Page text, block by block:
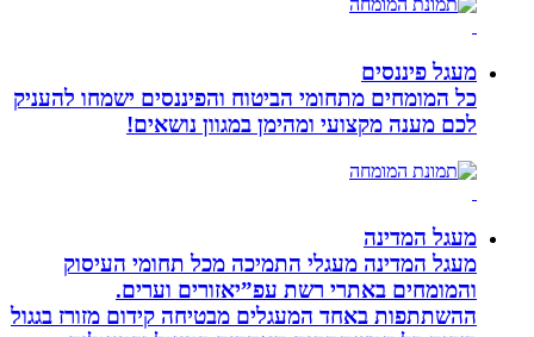
מעגל פיננסים
כל המומחים מתחומי הביטוח והפיננסים ישמחו להעניק
לכם מענה מקצועי ומהימן במגוון נושאים!
מעגל המדינה
מעגל המדינה מעגלי התמיכה מכל תחומי העיסוק
והמומחים באתרי רשת עפ”יאזורים וערים.
ההשתתפות באחד המעגלים מבטיחה קידום מזורז בגגול